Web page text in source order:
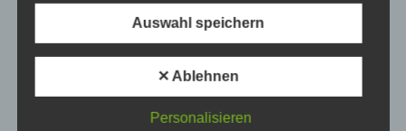
Sternkopf-Engel, mit Fagott, stehend
222,00€
gespeichert wurde. Dies ermöglicht es den
besuchten Internetseiten und Servern, den
anderen Internetbrowsern, die andere Cookies
enthalten, zu unterscheiden. Ein bestimmter
ID wiedererkannt und identifiziert werden.
Auswahl speichern
✕ Ablehnen
Personalisieren